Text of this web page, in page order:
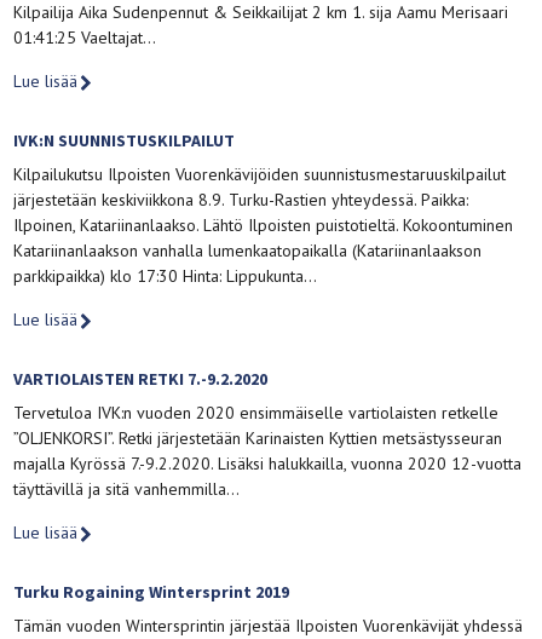
Kilpailija Aika Sudenpennut & Seikkailijat 2 km 1. sija Aamu Merisaari
01:41:25 Vaeltajat…
Lue lisää
IVK:N SUUNNISTUSKILPAILUT
Kilpailukutsu Ilpoisten Vuorenkävijöiden suunnistusmestaruuskilpailut
järjestetään keskiviikkona 8.9. Turku-Rastien yhteydessä. Paikka:
Ilpoinen, Katariinanlaakso. Lähtö Ilpoisten puistotieltä. Kokoontuminen
Katariinanlaakson vanhalla lumenkaatopaikalla (Katariinanlaakson
parkkipaikka) klo 17:30 Hinta: Lippukunta…
Lue lisää
VARTIOLAISTEN RETKI 7.-9.2.2020
Tervetuloa IVK:n vuoden 2020 ensimmäiselle vartiolaisten retkelle
”OLJENKORSI”. Retki järjestetään Karinaisten Kyttien metsästysseuran
majalla Kyrössä 7.-9.2.2020. Lisäksi halukkailla, vuonna 2020 12-vuotta
täyttävillä ja sitä vanhemmilla…
Lue lisää
Turku Rogaining Wintersprint 2019
Tämän vuoden Wintersprintin järjestää Ilpoisten Vuorenkävijät yhdessä